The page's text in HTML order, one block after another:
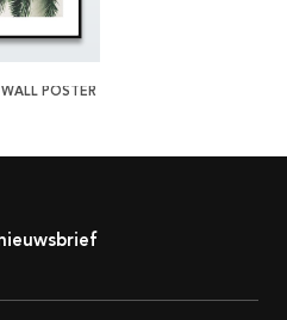
POSTER